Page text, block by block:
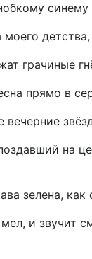
синему
моего детства,
грачиные
прямо в
вечерние
на
зелена, как
и звучит